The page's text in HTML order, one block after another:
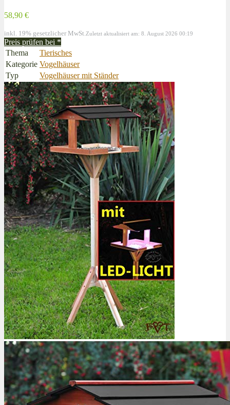
58,90 €
inkl. 19% gesetzlicher MwSt. Zuletzt aktualisiert am: 8. August 2026 00:19
Preis prüfen bei *
Thema
Tierisches
Kategorie Vogelhäuser
Typ
Vogelhäuser mit Ständer